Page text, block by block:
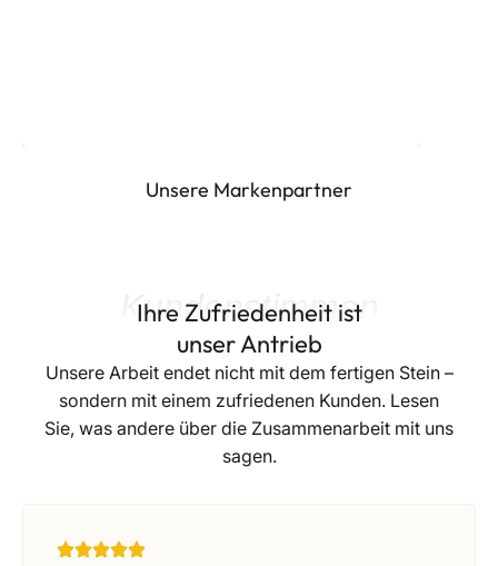
Unsere Markenpartner
Kundenstimmen
Ihre Zufriedenheit ist
unser Antrieb
Unsere Arbeit endet nicht mit dem fertigen Stein –
sondern mit einem zufriedenen Kunden. Lesen
Sie, was andere über die Zusammenarbeit mit uns
sagen.